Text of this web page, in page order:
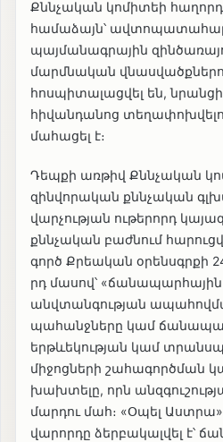
Քննչական կոմիտեի
համաձայն՝
պայմանագրային
մարմնական
հոսպիտալացվել են,
հիվանդանոց
մահացել է։
Դեպքի առթիվ Քննչական
զինվորական քննչական
վարչության ութերորդ
քննչական բաժնում
գործ Քրեական օրենսգրքի
րդ մասով՝ «ճանապարհային
անվտանգության
պահանջները կամ
երթևեկության կամ
միջոցների շահագործման
խախտելը, որն
մարդու մահ։ «Օպել
վարորդը ձերբակալվել է՝